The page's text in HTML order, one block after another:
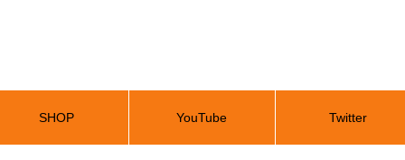
SHOP YouTube Twitter